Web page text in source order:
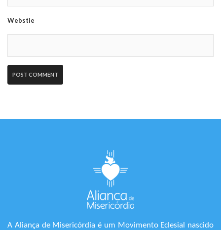
Webstie
A Aliança de Misericórdia é um Movimento Eclesial nascido